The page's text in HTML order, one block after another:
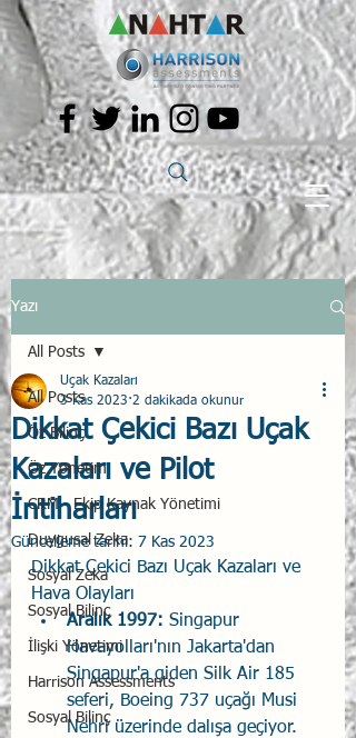
Yazı
All Posts
Öz Bilinç
Öz Yönetim
CRM - Ekip Kaynak Yönetimi
Duygusal Zeka
Sosyal Zeka
Sosyal Bilinç
İlişki Yönetimi
Harrison Assessments
Sosyal Bilinç
All Posts
Dikkat Çekici Bazı Uçak
Kazaları ve Pilot
İntiharları
Uçak Kazaları
3 Kas 2023 2 dakikada okunur
Güncelleme tarihi: 7 Kas 2023
Dikkat Çekici Bazı Uçak Kazaları ve
Hava Olayları
Aralık 1997: Singapur
Havayolları'nın Jakarta'dan
Singapur'a giden Silk Air 185
seferi, Boeing 737 uçağı Musi
Nehri üzerinde dalışa geçiyor.